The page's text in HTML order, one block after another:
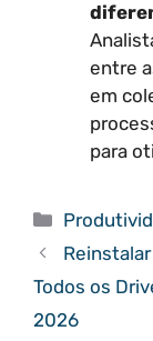
entre
em
para
Todos os
2026